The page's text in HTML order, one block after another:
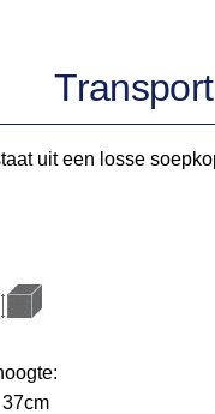
Transport
uit een losse
37cm